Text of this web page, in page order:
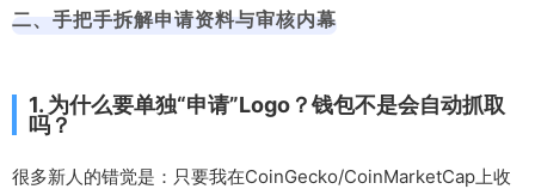
二、手把手拆解申请资料与审核内幕
1. 为什么要单独“申请”Logo？钱包不是会自动抓取
吗？
很多新人的错觉是：只要我在CoinGecko/CoinMarketCap上收